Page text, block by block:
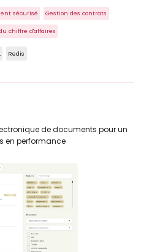
sécurisé Gestion des contrats
chiffre d'affaires
Redis
de documents pour un
en performance